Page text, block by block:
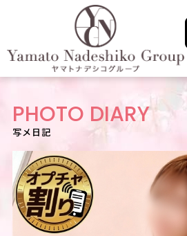
PHOTO DIARY
写メ日記